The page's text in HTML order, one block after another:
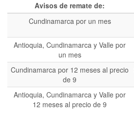
Avisos de remate de:
Cundinamarca por un mes
Antioquia, Cundinamarca y Valle por
un mes
Cundinamarca por 12 meses al precio
de 9
Antioquia, Cundinamarca y Valle por
12 meses al precio de 9